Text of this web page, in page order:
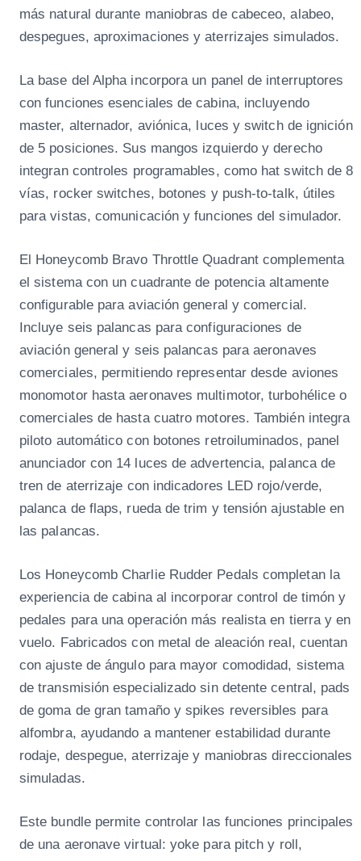
más natural durante maniobras de cabeceo, alabeo,
despegues, aproximaciones y aterrizajes simulados.
La base del Alpha incorpora un panel de interruptores
con funciones esenciales de cabina, incluyendo
master, alternador, aviónica, luces y switch de ignición
de 5 posiciones. Sus mangos izquierdo y derecho
integran controles programables, como hat switch de 8
vías, rocker switches, botones y push-to-talk, útiles
para vistas, comunicación y funciones del simulador.
El Honeycomb Bravo Throttle Quadrant complementa
el sistema con un cuadrante de potencia altamente
configurable para aviación general y comercial.
Incluye seis palancas para configuraciones de
aviación general y seis palancas para aeronaves
comerciales, permitiendo representar desde aviones
monomotor hasta aeronaves multimotor, turbohélice o
comerciales de hasta cuatro motores. También integra
piloto automático con botones retroiluminados, panel
anunciador con 14 luces de advertencia, palanca de
tren de aterrizaje con indicadores LED rojo/verde,
palanca de flaps, rueda de trim y tensión ajustable en
las palancas.
Los Honeycomb Charlie Rudder Pedals completan la
experiencia de cabina al incorporar control de timón y
pedales para una operación más realista en tierra y en
vuelo. Fabricados con metal de aleación real, cuentan
con ajuste de ángulo para mayor comodidad, sistema
de transmisión especializado sin detente central, pads
de goma de gran tamaño y spikes reversibles para
alfombra, ayudando a mantener estabilidad durante
rodaje, despegue, aterrizaje y maniobras direccionales
simuladas.
Este bundle permite controlar las funciones principales
de una aeronave virtual: yoke para pitch y roll,